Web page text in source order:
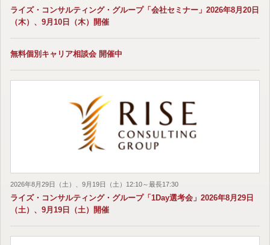
ライズ・コンサルティング・グループ「会社セミナー」2026年8月20日
（木）、9月10日（木）開催
無料個別キャリア相談会 開催中
2026年8月29日（土）、9月19日（土）12:10～最長17:30
ライズ・コンサルティング・グループ「1Day選考会」2026年8月29日
（土）、9月19日（土）開催